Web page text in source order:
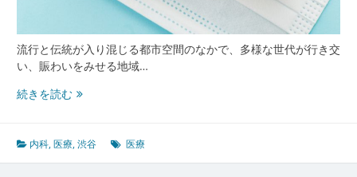
安
心
流行と伝統が入り混じる都市空間のなかで、多様な世代が行き交
い、賑わいをみせる地域…
続きを読む渋
進
化
内科,医療,渋谷 医療